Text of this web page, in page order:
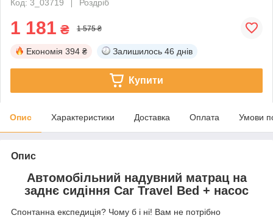
Код: 3_03719
Роздріб
1 181 ₴ 1 575 ₴
Економія 394 ₴ Залишилось 46 днів
Купити
Опис Характеристики Доставка Оплата Умови
Опис
Автомобільний надувний матрац на
заднє сидіння Car Travel Bed + насос
Спонтанна експедиція? Чому б і ні! Вам не потрібно